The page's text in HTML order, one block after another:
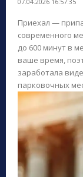
Приехал —
современного
до 600 минут в
ваше время,
заработала
парковочных